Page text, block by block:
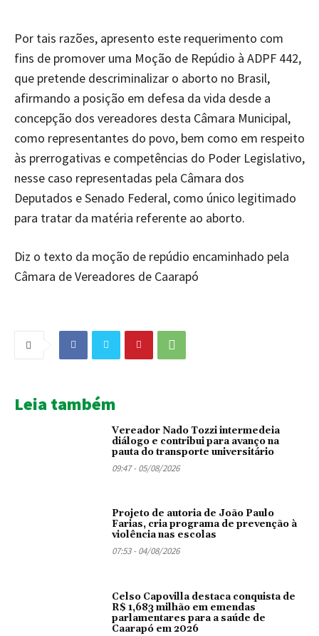
Por tais razões, apresento este requerimento com
fins de promover uma Moção de Repúdio à ADPF 442,
que pretende descriminalizar o aborto no Brasil,
afirmando a posição em defesa da vida desde a
concepção dos vereadores desta Câmara Municipal,
como representantes do povo, bem como em respeito
às prerrogativas e competências do Poder Legislativo,
nesse caso representadas pela Câmara dos
Deputados e Senado Federal, como único legitimado
para tratar da matéria referente ao aborto.
Diz o texto da moção de repúdio encaminhado pela
Câmara de Vereadores de Caarapó
Leia também
Vereador Nado Tozzi intermedeia
diálogo e contribui para avanço na
pauta do transporte universitário
09:47 - 05/08/2026
Projeto de autoria de João Paulo
Farias, cria programa de prevenção à
violência nas escolas
07:53 - 04/08/2026
Celso Capovilla destaca conquista de
R$ 1,683 milhão em emendas
parlamentares para a saúde de
Caarapó em 2026